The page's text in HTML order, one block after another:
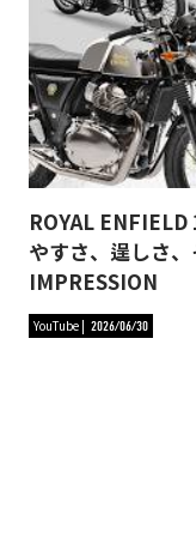
ROYAL
やすさ、逞しさ
IMPRESSION
YouTube 2026/06/30